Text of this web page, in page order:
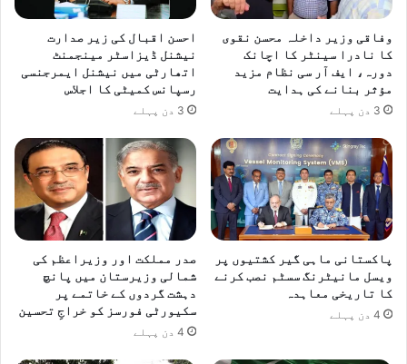
وفاقی وزیر داخلہ محسن نقوی
کا نادرا سینٹر کا اچانک
دورہ، ایف آر سی نظام مزید
مؤثر بنانے کی ہدایت
3 دن پہلے
احسن اقبال کی زیر صدارت
نیشنل ڈیزاسٹر مینجمنٹ
اتھارٹی میں نیشنل ایمرجنسی
رسپانس کمیٹی کا اجلاس
3 دن پہلے
پاکستانی ماہی گیر کشتیوں پر
ویسل مانیٹرنگ سسٹم نصب کرنے
کا تاریخی معاہدہ
4 دن پہلے
صدر مملکت اور وزیراعظم کی
شمالی وزیرستان میں پانچ
دہشت گردوں کے خاتمے پر
سکیورٹی فورسز کو خراجِ تحسین
4 دن پہلے